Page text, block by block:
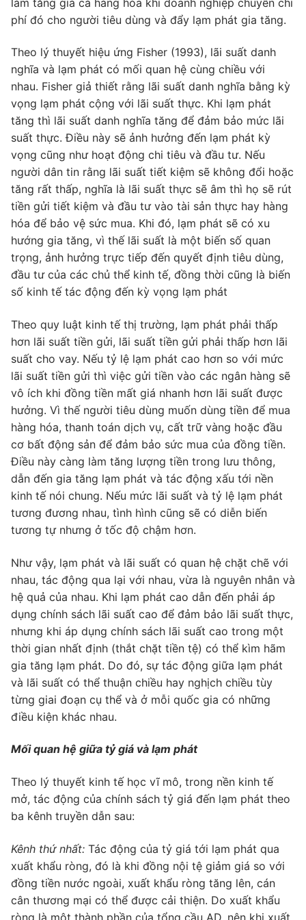
phí đó cho người tiêu dùng và đẩy lạm phát gia tăng.
Theo lý thuyết hiệu ứng Fisher (1993), lãi suất danh
nghĩa và lạm phát có mối quan hệ cùng chiều với
nhau. Fisher giả thiết rằng lãi suất danh nghĩa bằng kỳ
vọng lạm phát cộng với lãi suất thực. Khi lạm phát
tăng thì lãi suất danh nghĩa tăng để đảm bảo mức lãi
suất thực. Điều này sẽ ảnh hưởng đến lạm phát kỳ
vọng cũng như hoạt động chi tiêu và đầu tư. Nếu
người dân tin rằng lãi suất tiết kiệm sẽ không đổi hoặc
tăng rất thấp, nghĩa là lãi suất thực sẽ âm thì họ sẽ rút
tiền gửi tiết kiệm và đầu tư vào tài sản thực hay hàng
hóa để bảo vệ sức mua. Khi đó, lạm phát sẽ có xu
hướng gia tăng, vì thế lãi suất là một biến số quan
trọng, ảnh hưởng trực tiếp đến quyết định tiêu dùng,
đầu tư của các chủ thể kinh tế, đồng thời cũng là biến
số kinh tế tác động đến kỳ vọng lạm phát
Theo quy luật kinh tế thị trường, lạm phát phải thấp
hơn lãi suất tiền gửi, lãi suất tiền gửi phải thấp hơn lãi
suất cho vay. Nếu tỷ lệ lạm phát cao hơn so với mức
lãi suất tiền gửi thì việc gửi tiền vào các ngân hàng sẽ
vô ích khi đồng tiền mất giá nhanh hơn lãi suất được
hưởng. Vì thế người tiêu dùng muốn dùng tiền để mua
hàng hóa, thanh toán dịch vụ, cất trữ vàng hoặc đầu
cơ bất động sản để đảm bảo sức mua của đồng tiền.
Điều này càng làm tăng lượng tiền trong lưu thông,
dẫn đến gia tăng lạm phát và tác động xấu tới nền
kinh tế nói chung. Nếu mức lãi suất và tỷ lệ lạm phát
tương đương nhau, tình hình cũng sẽ có diễn biến
tương tự nhưng ở tốc độ chậm hơn.
Như vậy, lạm phát và lãi suất có quan hệ chặt chẽ với
nhau, tác động qua lại với nhau, vừa là nguyên nhân và
hệ quả của nhau. Khi lạm phát cao dẫn đến phải áp
dụng chính sách lãi suất cao để đảm bảo lãi suất thực,
nhưng khi áp dụng chính sách lãi suất cao trong một
thời gian nhất định (thắt chặt tiền tệ) có thể kìm hãm
gia tăng lạm phát. Do đó, sự tác động giữa lạm phát
và lãi suất có thể thuận chiều hay nghịch chiều tùy
từng giai đoạn cụ thể và ở mỗi quốc gia có những
điều kiện khác nhau.
Mối quan hệ giữa tỷ giá và lạm phát
Theo lý thuyết kinh tế học vĩ mô, trong nền kinh tế
mở, tác động của chính sách tỷ giá đến lạm phát theo
ba kênh truyền dẫn sau:
Kênh thứ nhất: Tác động của tỷ giá tới lạm phát qua
xuất khẩu ròng, đó là khi đồng nội tệ giảm giá so với
đồng tiền nước ngoài, xuất khẩu ròng tăng lên, cán
cân thương mại có thể được cải thiện. Do xuất khẩu
ròng là một thành phần của tổng cầu AD, nên khi xuất